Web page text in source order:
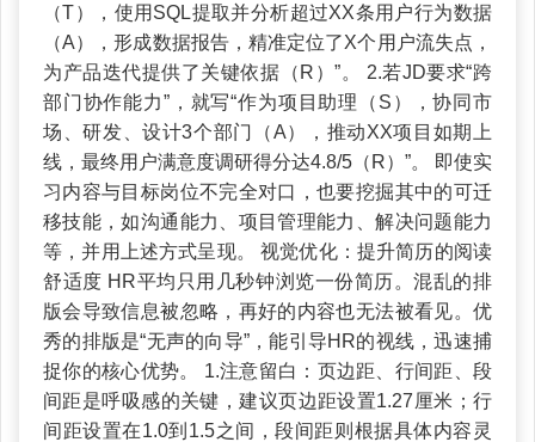
（T），使用SQL提取并分析超过XX条用户行为数据
（A），形成数据报告，精准定位了X个用户流失点，
为产品迭代提供了关键依据（R）”。 2.若JD要求“跨
部门协作能力”，就写“作为项目助理（S），协同市
场、研发、设计3个部门（A），推动XX项目如期上
线，最终用户满意度调研得分达4.8/5（R）”。 即使实
习内容与目标岗位不完全对口，也要挖掘其中的可迁
移技能，如沟通能力、项目管理能力、解决问题能力
等，并用上述方式呈现。 视觉优化：提升简历的阅读
舒适度 HR平均只用几秒钟浏览一份简历。混乱的排
版会导致信息被忽略，再好的内容也无法被看见。优
秀的排版是“无声的向导”，能引导HR的视线，迅速捕
捉你的核心优势。 1.注意留白：页边距、行间距、段
间距是呼吸感的关键，建议页边距设置1.27厘米；行
间距设置在1.0到1.5之间，段间距则根据具体内容灵